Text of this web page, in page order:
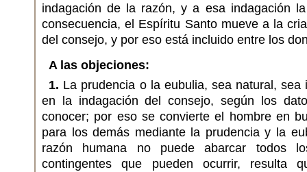
indagación de la razón, y a esa indagación
consecuencia, el Espíritu Santo mueve a la
del consejo, y por eso está incluido entre los
A las objeciones:
1. La prudencia o la eubulia, sea natural, sea
en la indagación del consejo, según los
conocer; por eso se convierte el hombre en
para los demás mediante la prudencia y la
razón humana no puede abarcar todos
contingentes que pueden ocurrir, resulta